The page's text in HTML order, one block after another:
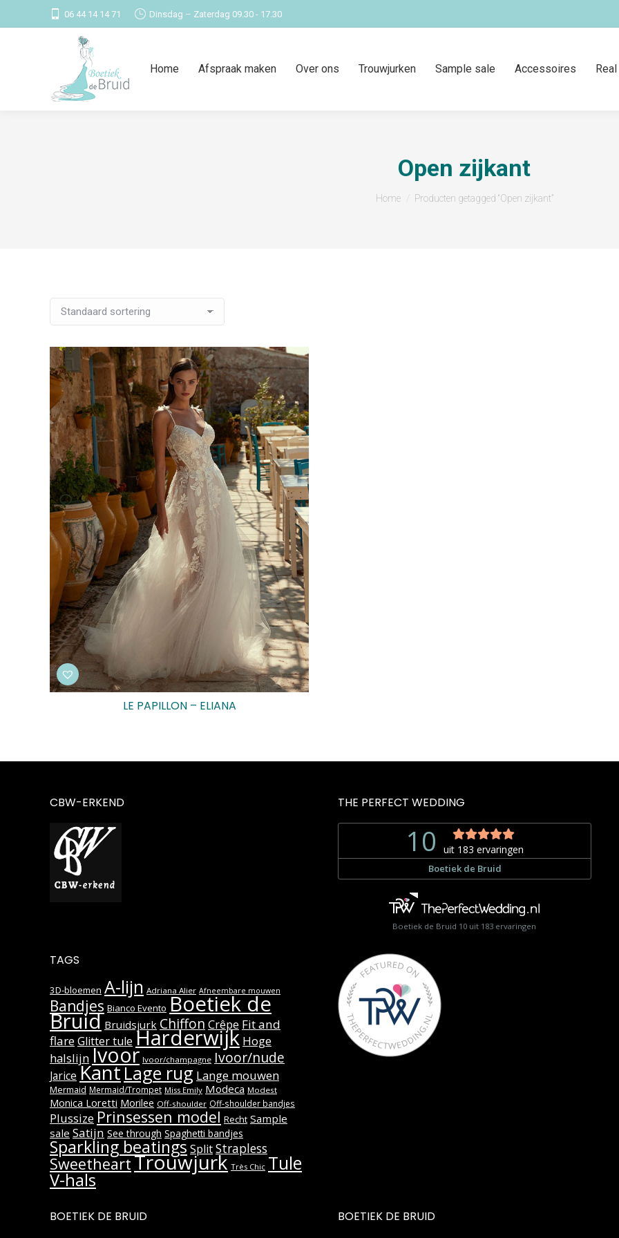
06 44 14 14 71 Dinsdag – Zaterdag 09.30 - 17.30
Home Afspraak maken Over ons Trouwjurken Sample sale Accessoires
Open zijkant
Je bent hier:
Home Producten getagged “Open zijkant”
LE PAPILLON – ELIANA
CBW-ERKEND THE PERFECT WEDDING
Boetiek de Bruid 10uit 183ervaringen
TAGS
3D-bloemen A-lijn Adriana Alier Afneembare mouwen
Bandjes Bianco Evento Boetiek de
Bruid Bruidsjurk Chiffon Crêpe Fit and
flareGlitter tule Harderwijk Hoge
halslijnIvoor Ivoor/champagne Ivoor/nude
Jarice KantLage rug Lange mouwen
Mermaid Mermaid/Trompet Miss Emily Modeca Modest
Monica Loretti Morilee Off-shoulder Off-shoulder bandjes
Plussize Prinsessen model Recht Sample
sale Satijn See through Spaghetti bandjes
Sparkling beatings SplitStrapless
SweetheartTrouwjurk Très Chic Tule
V-hals
BOETIEK DE BRUID BOETIEK DE BRUID